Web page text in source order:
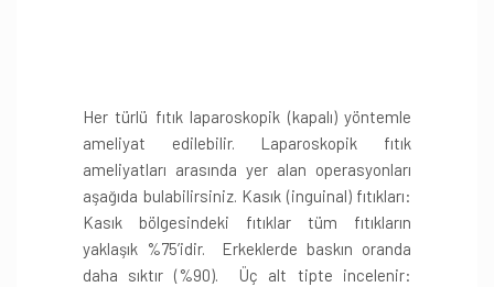
Her türlü fıtık laparoskopik (kapalı) yöntemle
ameliyat edilebilir. Laparoskopik fıtık
ameliyatları arasında yer alan operasyonları
aşağıda bulabilirsiniz. Kasık (inguinal) fıtıkları:
Kasık bölgesindeki fıtıklar tüm fıtıkların
yaklaşık %75’idir. Erkeklerde baskın oranda
daha sıktır (%90). Üç alt tipte incelenir: